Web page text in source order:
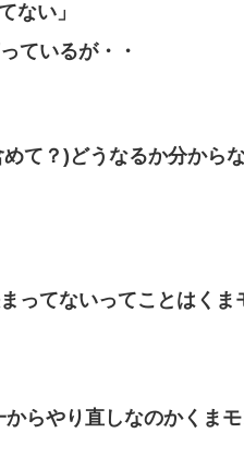
ない」
ているが・・
て？)どうなるか分から
ってないってことはく
らやり直しなのかくま